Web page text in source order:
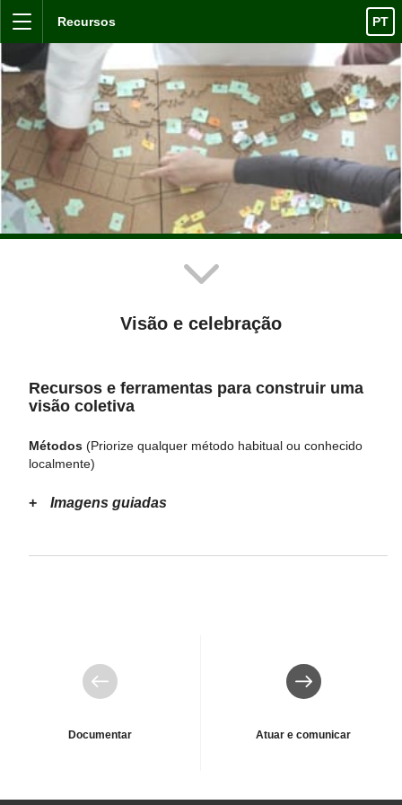
Recursos
PT
Visão e celebração
Recursos e ferramentas para construir uma
visão coletiva
Métodos (Priorize qualquer método habitual ou conhecido
localmente)
Imagens guiadas
Documentar
Atuar e comunicar